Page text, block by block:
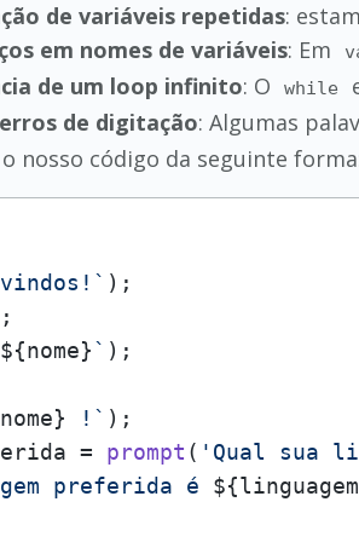
de variáveis repetidas:
em nomes de variáveis: Em
de um loop infinito: O while
de digitação: Algumas
nosso código da seguinte
vindos!`
${nome}` );
!`
= prompt ( 'Qual sua
preferida é